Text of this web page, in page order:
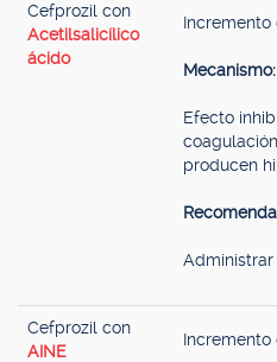
Cefprozil con
Acetilsalicílico
ácido
Incremento
Mecanismo:
Efecto
producen
Administrar
Cefprozil con
AINE
Incremento